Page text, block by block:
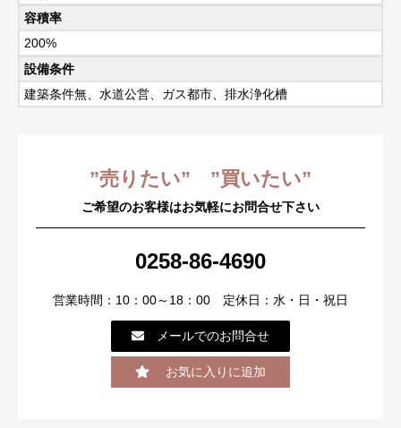
容積率
200%
設備条件
建築条件無、水道公営、ガス都市、排水浄化槽
”売りたい” ”買いたい”
ご希望のお客様はお気軽にお問合せ下さい
0258-86-4690
営業時間：10：00～18：00 定休日：水・日・祝日
メールでのお問合せ
お気に入りに追加